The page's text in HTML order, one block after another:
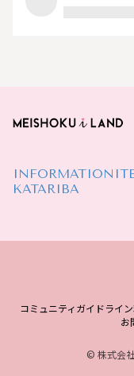
INFORMATION
KATARIBA
コミュニティガイドライン
お
© 株式会